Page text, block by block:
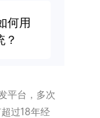
何用
？
平台，多次
过18年经